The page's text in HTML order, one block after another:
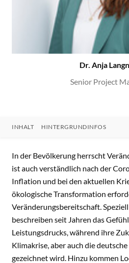
Dr. Anja
Senior Project
INHALT HINTERGRUNDINFOS
INHALT
In der Bevölkerung herrscht
ist auch verständlich nach der
Inflation und bei den aktuellen
ökologische Transformation
Veränderungsbereitschaft.
beschreiben seit Jahren das
Leistungsdrucks, während ihre
Klimakrise, aber auch die
gezeichnet wird. Hinzu kommen